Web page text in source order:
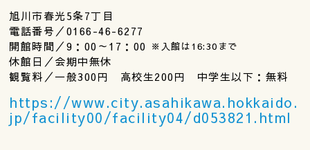
旭川市春光5条7丁目
電話番号／0166-46-6277
開館時間／9：00～17：00 ※入館は16:30まで
休館日／会期中無休
観覧料／一般300円 高校生200円 中学生以下：無料
https://www.city.asahikawa.hokkaido.
jp/facility00/facility04/d053821.html